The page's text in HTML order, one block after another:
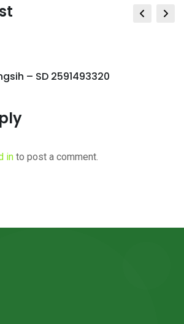
– SD 2591493320
in to post a comment.